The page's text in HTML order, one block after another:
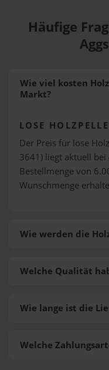
Häufige
Wie viel kosten
Markt?
LOSE
Der Preis für lose
3641) liegt aktuell bei
Bestellmenge von
Wunschmenge
Wie werden die
Welche
Welche Qualität
Wie lange ist die